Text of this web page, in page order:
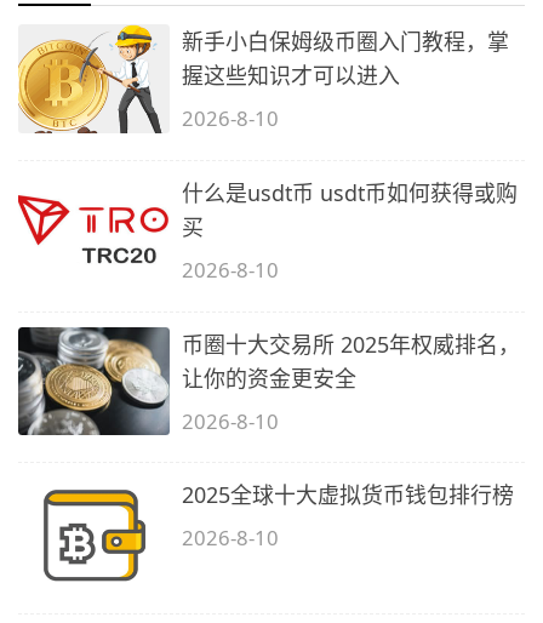
新手小白保姆级币圈入门教程，掌
握这些知识才可以进入
2026-8-10
什么是usdt币 usdt币如何获得或购
买
2026-8-10
币圈十大交易所 2025年权威排名，
让你的资金更安全
2026-8-10
2025全球十大虚拟货币钱包排行榜
2026-8-10